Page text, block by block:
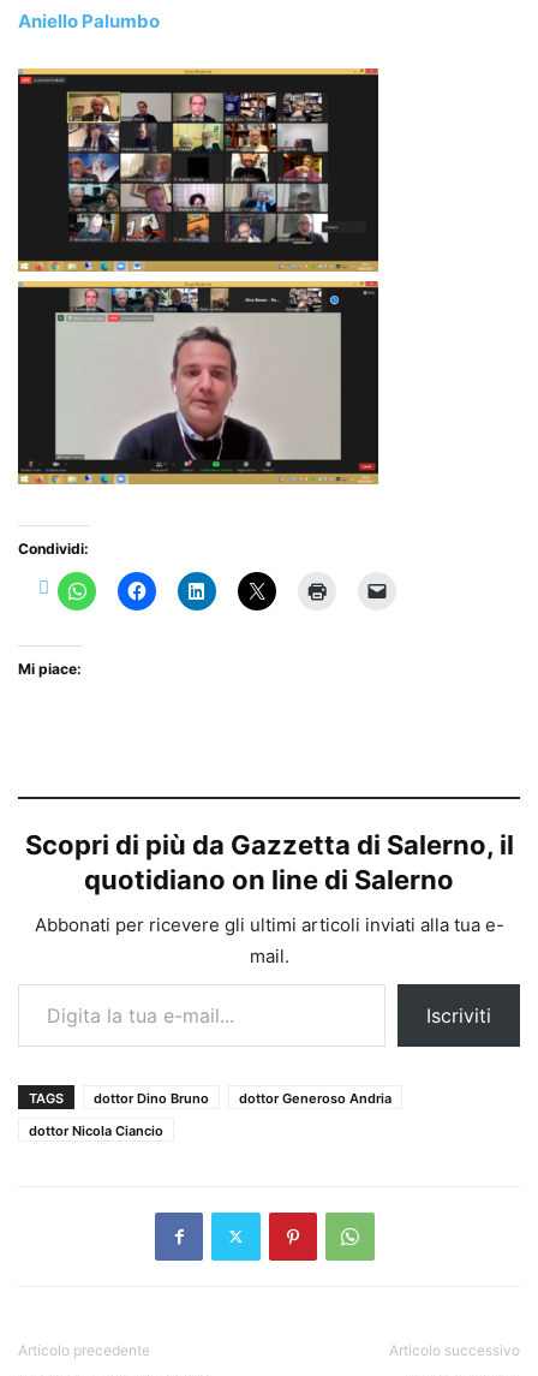
Aniello Palumbo
Condividi:
Mi piace:
Scopri di più da Gazzetta di Salerno, il
quotidiano on line di Salerno
Abbonati per ricevere gli ultimi articoli inviati alla tua e-
mail.
Digita la tua e-mail...
Iscriviti
TAGS dottor Dino Bruno
dottor Generoso Andria
dottor Nicola Ciancio
Articolo precedente Articolo successivo